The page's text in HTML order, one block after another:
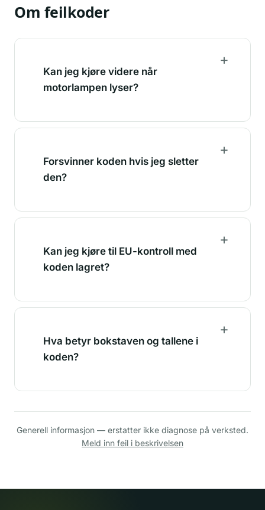
Om feilkoder
Kan jeg kjøre videre når
motorlampen lyser?
Forsvinner koden hvis jeg sletter
den?
Kan jeg kjøre til EU-kontroll med
koden lagret?
Hva betyr bokstaven og tallene i
koden?
Generell informasjon — erstatter ikke diagnose på verksted.
Meld inn feil i beskrivelsen